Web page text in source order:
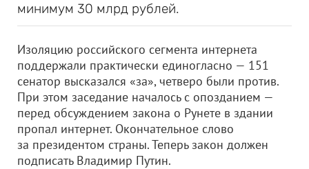
минимум 30 млрд рублей.
Изоляцию российского сегмента интернета
поддержали практически единогласно — 151
сенатор высказался «за», четверо были против.
При этом заседание началось с опозданием —
перед обсуждением закона о Рунете в здании
пропал интернет. Окончательное слово
за президентом страны. Теперь закон должен
подписать Владимир Путин.